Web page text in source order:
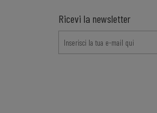
Ricevi la newsletter